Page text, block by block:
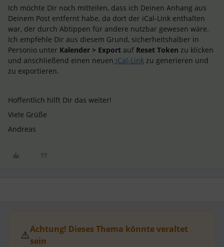
Ich möchte Dir noch mitteilen, dass ich Deinen Anhang aus
Deinem Post entfernt habe, da dort der iCal-Link enthalten
war, der durch Abtippen für andere nutzbar gewesen wäre.
Ich empfehle Dir aus diesem Grund, sicherheitshalber in
Personio unter Kalender > Export auf Reset Token zu klicken
und anschließend einen neuen iCal-Link zu generieren und
zu exportieren.
Hoffentlich hilft Dir das weiter!
Viele Grüße
Andreas
⚠️Achtung! Dieses Thema könnte veraltet
sein